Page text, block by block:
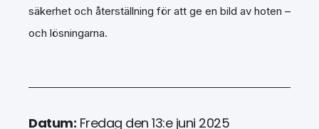
säkerhet och återställning för att ge en bild av hoten –
och lösningarna.
Datum: Fredag den 13:e juni 2025